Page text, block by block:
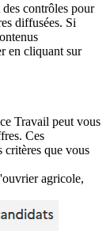
contrôles pour
diffusées. Si
en cliquant sur
Travail peut vous
Ces
critères que vous
agricole,